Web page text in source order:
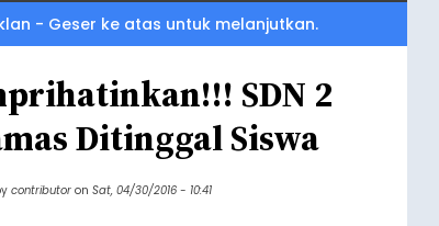
- Geser ke atas untuk melanjutkan.
SDN 2
Ditinggal Siswa
contributor on Sat, 04/30/2016 - 10:41